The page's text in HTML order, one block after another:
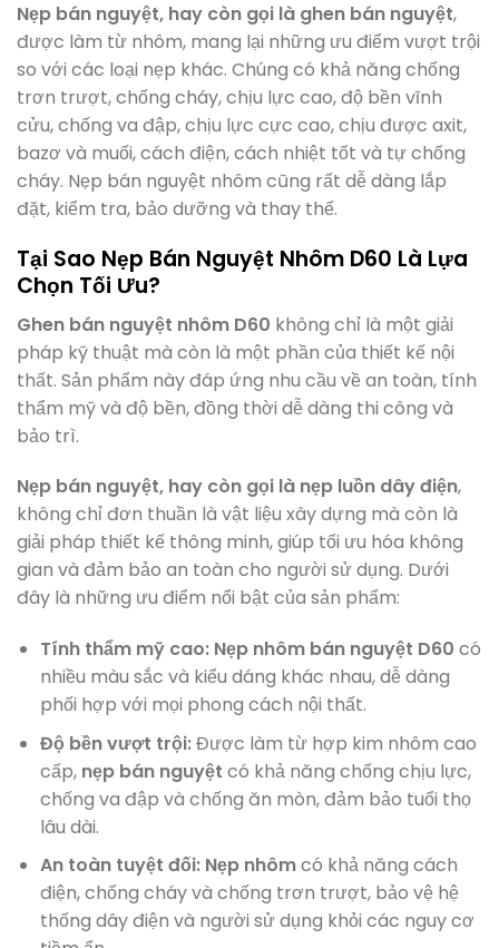
Nẹp bán nguyệt, hay còn gọi là ghen bán nguyệt,
được làm từ nhôm, mang lại những ưu điểm vượt trội
so với các loại nẹp khác. Chúng có khả năng chống
trơn trượt, chống cháy, chịu lực cao, độ bền vĩnh
cửu, chống va đập, chịu lực cực cao, chịu được axit,
bazơ và muối, cách điện, cách nhiệt tốt và tự chống
cháy. Nẹp bán nguyệt nhôm cũng rất dễ dàng lắp
đặt, kiểm tra, bảo dưỡng và thay thế.
Tại Sao Nẹp Bán Nguyệt Nhôm D60 Là Lựa
Chọn Tối Ưu?
Ghen bán nguyệt nhôm D60 không chỉ là một giải
pháp kỹ thuật mà còn là một phần của thiết kế nội
thất. Sản phẩm này đáp ứng nhu cầu về an toàn, tính
thẩm mỹ và độ bền, đồng thời dễ dàng thi công và
bảo trì.
Nẹp bán nguyệt, hay còn gọi là nẹp luồn dây điện,
không chỉ đơn thuần là vật liệu xây dựng mà còn là
giải pháp thiết kế thông minh, giúp tối ưu hóa không
gian và đảm bảo an toàn cho người sử dụng. Dưới
đây là những ưu điểm nổi bật của sản phẩm:
Tính thẩm mỹ cao: Nẹp nhôm bán nguyệt D60 có
nhiều màu sắc và kiểu dáng khác nhau, dễ dàng
phối hợp với mọi phong cách nội thất.
Độ bền vượt trội:Được làm từ hợp kim nhôm cao
cấp, nẹp bán nguyệt có khả năng chống chịu lực,
chống va đập và chống ăn mòn, đảm bảo tuổi thọ
lâu dài.
An toàn tuyệt đối: Nẹp nhômcó khả năng cách
điện, chống cháy và chống trơn trượt, bảo vệ hệ
thống dây điện và người sử dụng khỏi các nguy cơ